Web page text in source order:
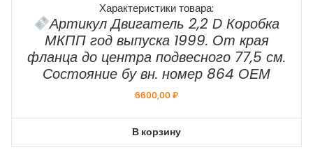
Характеристики товара:
Артикул Двигатель 2,2 D Коробка
МКПП год выпуска 1999. От края
фланца до центра подвесного 77,5 см.
Состояние бу вн. номер 864 ОЕМ
6600,00₽
В корзину